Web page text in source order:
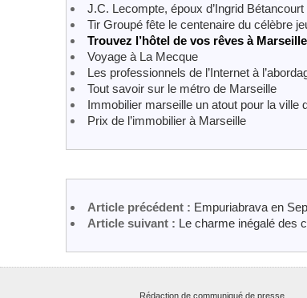
J.C. Lecompte, époux d’Ingrid
Tir Groupé fête le centenaire du célèbre
Trouvez l’hôtel de vos rêves à Marseille
Voyage à La Mecque
Les professionnels de l’Internet à
Tout savoir sur le métro de Marseille
Immobilier marseille un atout pour la ville
Prix de l’immobilier à Marseille
Article précédent : Empuriabrava en
Article suivant : Le charme inégalé des
Rédaction de communiqué de presse